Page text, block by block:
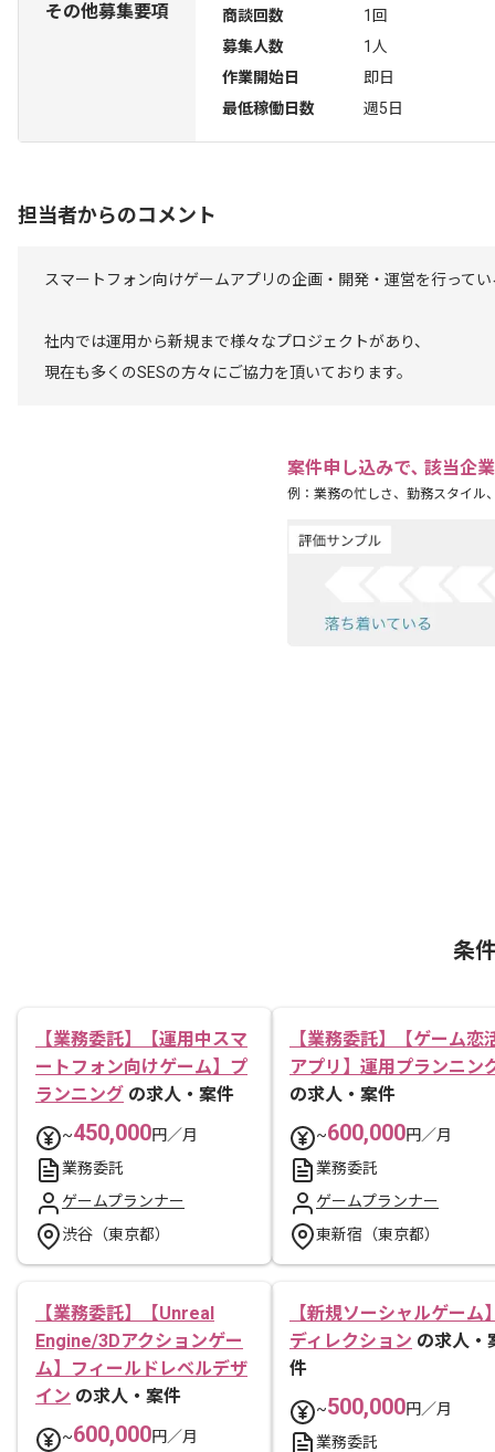
その他募集要項 商談回数
1回
募集人数
1人
作業開始日
即日
最低稼働日数
週5日
担当者からのコメント
スマートフォン向けゲームアプリの企画・開発・運営を行って
社内では運用から新規まで様々なプロジェクトがあり、
現在も多くのSESの方々にご協力を頂いております。
案件申し込みで､ 該当企
例：業務の忙しさ、勤務スタイル
条
【業務委託】【運用中スマ
ートフォン向けゲーム】プ
ランニング の求人・案件
~450,000円／月
業務委託
ゲームプランナー
渋谷（東京都）
【業務委託】【ゲーム恋
アプリ】運用プランニン
の求人・案件
~600,000円／月
業務委託
ゲームプランナー
東新宿（東京都）
【業務委託】【Unreal
Engine/3Dアクションゲー
ム】フィールドレベルデザ
イン の求人・案件
~600,000円／月
【新規ソーシャルゲーム
ディレクション の求人・
件
~500,000円／月
業務委託